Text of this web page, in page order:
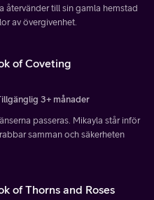
återvänder till sin gamla hemstad
av övergivenhet.
of Coveting
3+ månader
passeras. Mikayla står inför
samman och säkerheten
of Thorns and Roses